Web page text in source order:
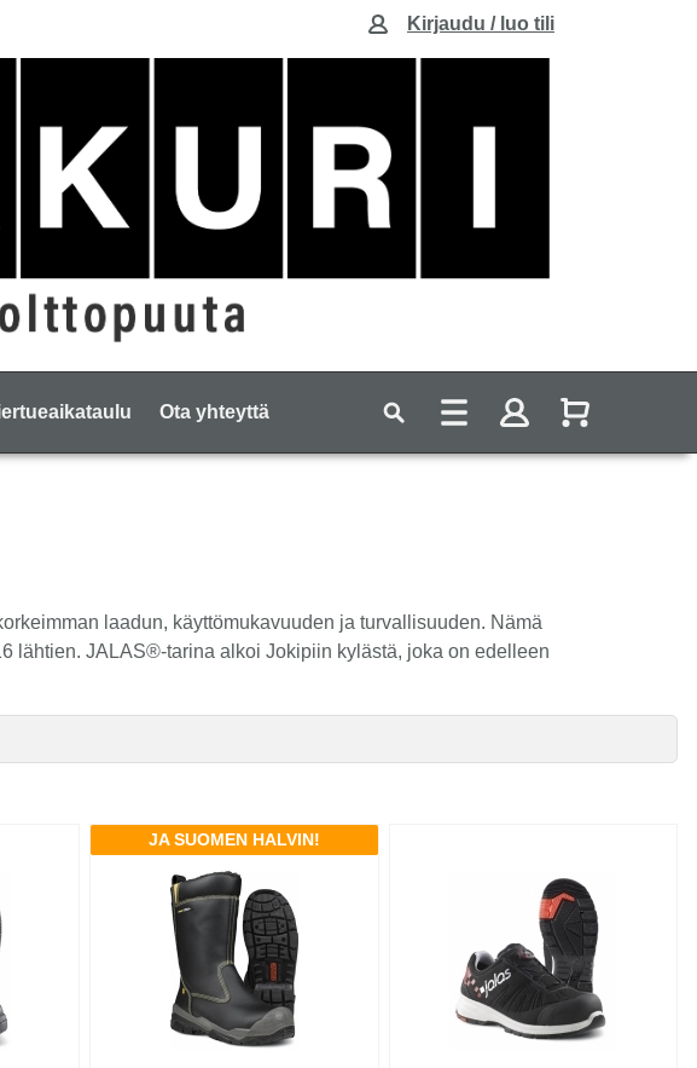
Kirjaudu / luo tili
Ota yhteyttä
laadun, käyttömukavuuden ja turvallisuuden. Nämä
lähtien. JALAS®-tarina alkoi Jokipiin kylästä, joka on edelleen
JA SUOMEN HALVIN!